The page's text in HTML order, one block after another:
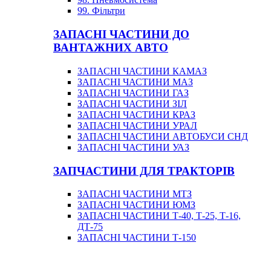
99. Фільтри
ЗАПАСНІ ЧАСТИНИ ДО
ВАНТАЖНИХ АВТО
ЗАПАСНІ ЧАСТИНИ КАМАЗ
ЗАПАСНІ ЧАСТИНИ МАЗ
ЗАПАСНІ ЧАСТИНИ ГАЗ
ЗАПАСНІ ЧАСТИНИ ЗІЛ
ЗАПАСНІ ЧАСТИНИ КРАЗ
ЗАПАСНІ ЧАСТИНИ УРАЛ
ЗАПАСНІ ЧАСТИНИ АВТОБУСИ СНД
ЗАПАСНІ ЧАСТИНИ УАЗ
ЗАПЧАСТИНИ ДЛЯ ТРАКТОРІВ
ЗАПАСНІ ЧАСТИНИ МТЗ
ЗАПАСНІ ЧАСТИНИ ЮМЗ
ЗАПАСНІ ЧАСТИНИ Т-40, Т-25, Т-16,
ДТ-75
ЗАПАСНІ ЧАСТИНИ Т-150